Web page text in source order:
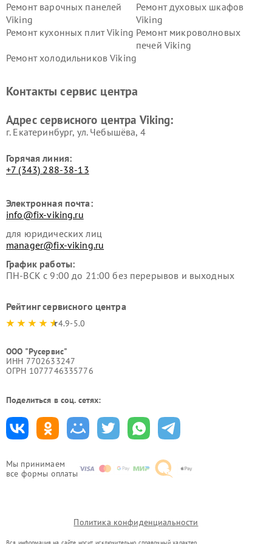
Мы принимаем
все формы оплаты
Ремонт варочных панелей
Viking
Ремонт духовых шкафов
Viking
Ремонт кухонных плит Viking Ремонт микроволновых
печей Viking
Ремонт холодильников Viking
Контакты сервис центра
Адрес сервисного центра Viking:
г. Екатеринбург, ул. Чебышёва, 4
Горячая линия:
+7 (343) 288-38-13
Электронная почта:
info@fix-viking.ru
для юридических лиц
manager@fix-viking.ru
График работы:
ПН-ВСК с 9:00 до 21:00 без перерывов и выходных
Рейтинг сервисного центра
4.9-5.0
ООО "Русервис"
ИНН 7702633247
ОГРН 1077746335776
Поделиться в соц. сетях:
Политика конфиденциальности